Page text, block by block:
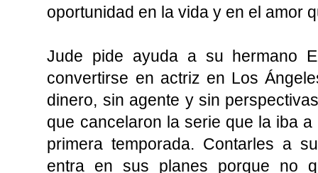
oportunidad en la vida y en el amor
Jude pide ayuda a su hermano
convertirse en actriz en Los
dinero, sin agente y sin
que cancelaron la serie que la iba
primera temporada. Contarles a
entra en sus planes porque no